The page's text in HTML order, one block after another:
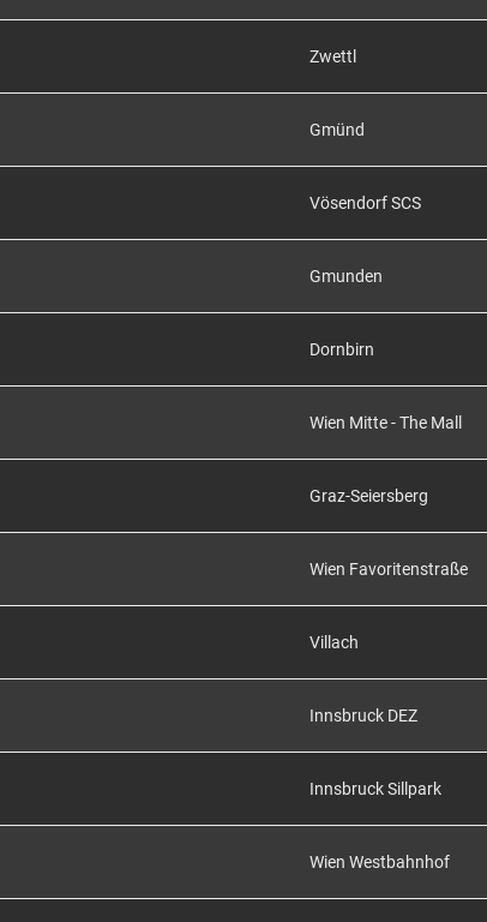
Zwettl
Gmünd
Vösendorf SCS
Gmunden
Dornbirn
Wien Mitte - The Mall
Graz-Seiersberg
Wien Favoritenstraße
Villach
Innsbruck DEZ
Innsbruck Sillpark
Wien Westbahnhof